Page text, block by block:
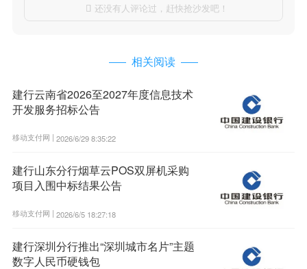
 还没有人评论过，赶快抢沙发吧！
相关阅读
建行云南省2026至2027年度信息技术
开发服务招标公告
移动支付网 | 2026/6/29 8:35:22
建行山东分行烟草云POS双屏机采购
项目入围中标结果公告
移动支付网 | 2026/6/5 18:27:18
建行深圳分行推出“深圳城市名片”主题
数字人民币硬钱包